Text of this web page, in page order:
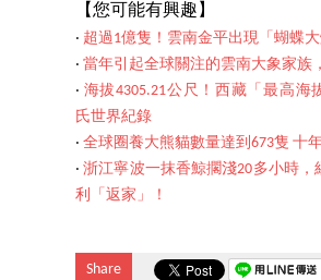
【您可能有興趣】
‧ 超過1億隻！雲南金平出現「蝴蝶
‧ 當年引起全球關注的雲南大象家族
‧ 海拔4305.21公尺！西藏「最高海
氏世界紀錄
‧ 全球圈養大熊貓數量達到673隻 十
‧浙江寧波一抹香鯨擱淺20多小時，
利「返家」！
Share